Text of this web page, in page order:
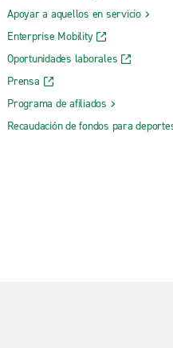
Apoyar a aquellos en servicio
Enterprise Mobility
Oportunidades laborales
Prensa
Programa de afiliados
Recaudación de fondos para